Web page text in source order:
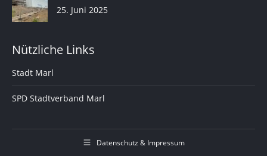
25. Juni 2025
Nützliche Links
Stadt Marl
SPD Stadtverband Marl
Datenschutz & Impressum